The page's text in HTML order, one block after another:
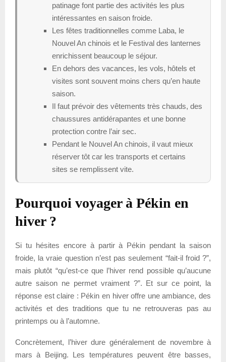
patinage font partie des activités les plus
intéressantes en saison froide.
Les fêtes traditionnelles comme Laba, le
Nouvel An chinois et le Festival des lanternes
enrichissent beaucoup le séjour.
En dehors des vacances, les vols, hôtels et
visites sont souvent moins chers qu’en haute
saison.
Il faut prévoir des vêtements très chauds, des
chaussures antidérapantes et une bonne
protection contre l’air sec.
Pendant le Nouvel An chinois, il vaut mieux
réserver tôt car les transports et certains
sites se remplissent vite.
Pourquoi voyager à Pékin en
hiver ?
Si tu hésites encore à partir à Pékin pendant la saison
froide, la vraie question n’est pas seulement “fait-il froid ?”,
mais plutôt “qu’est-ce que l’hiver rend possible qu’aucune
autre saison ne permet vraiment ?”. Et sur ce point, la
réponse est claire : Pékin en hiver offre une ambiance, des
activités et des traditions que tu ne retrouveras pas au
printemps ou à l’automne.
Concrètement, l’hiver dure généralement de novembre à
mars à Beijing. Les températures peuvent être basses,